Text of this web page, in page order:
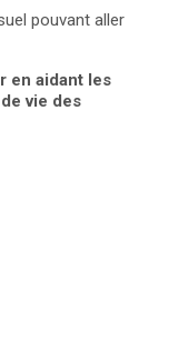
pouvant aller
en aidant les
vie des